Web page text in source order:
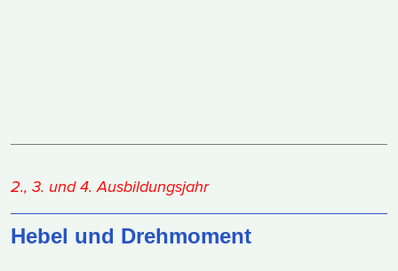
2., 3. und 4. Ausbildungsjahr
Hebel und Drehmoment